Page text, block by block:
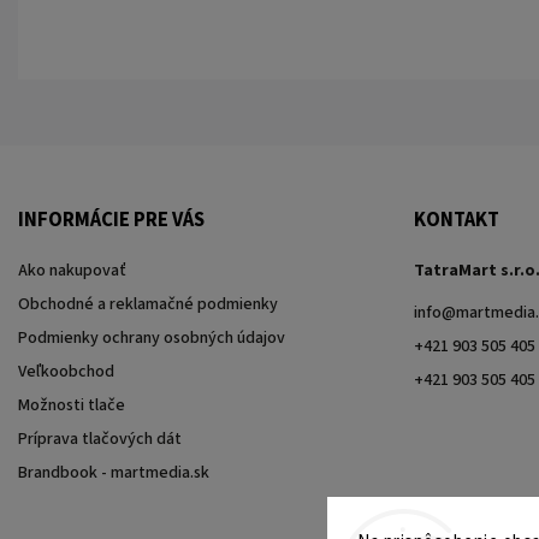
INFORMÁCIE PRE VÁS
Ako nakupovať
Obchodné a reklamačné podmienky
Podmienky ochrany osobných údajov
Veľkoobchod
Možnosti tlače
Príprava tlačových dát
Brandbook - martmedia.sk
KONTAKT
TatraMart s.r.o.
info@
+421 903 505 405
+421 903 505 405